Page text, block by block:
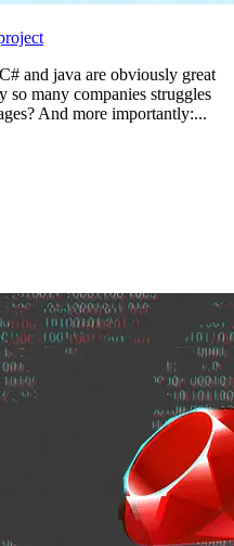
and java are obviously great
so many companies struggles
And more importantly:...